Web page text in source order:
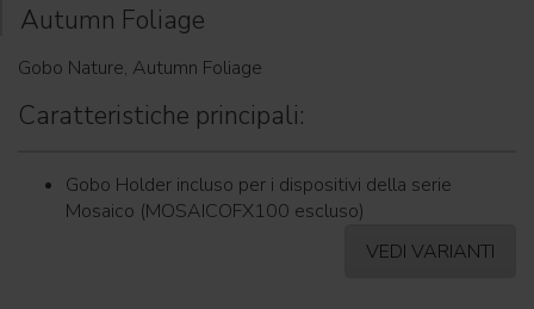
Autumn Foliage
Gobo Nature, Autumn Foliage
Caratteristiche principali:
Gobo Holder incluso per i dispositivi della serie
Mosaico (MOSAICOFX100 escluso)
VEDI VARIANTI